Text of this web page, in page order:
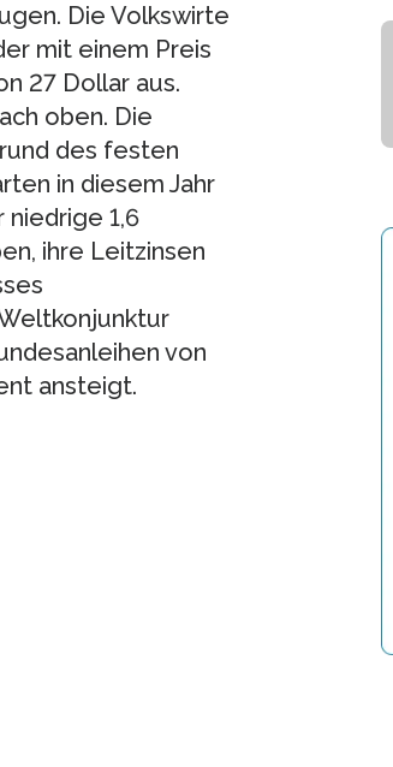
Die Volkswirte
mit einem Preis
27 Dollar aus.
oben. Die
des festen
in diesem Jahr
1,6
ihre Leitzinsen
von
ansteigt.